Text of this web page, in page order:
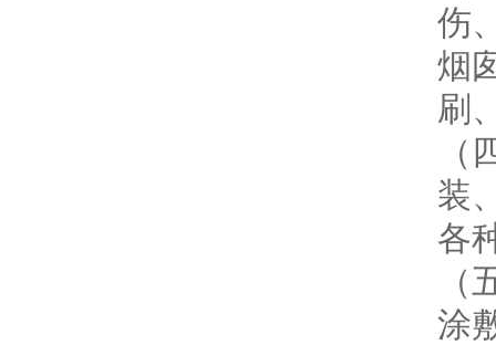
伤
烟
刷
装
各
涂